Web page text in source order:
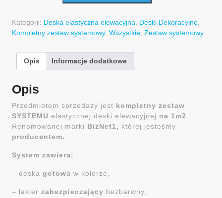
Kategorii: Deska elastyczna elewacyjna, Deski Dekoracyjne,
Kompletny zestaw systemowy, Wszystkie, Zestaw systemowy
Opis Informacje dodatkowe
Opis
Przedmiotem sprzedaży jest kompletny zestaw
SYSTEMU elastycznej deski elewacyjnej na 1m2
Renomowanej marki BizNet1, której jesteśmy
producentem.
System zawiera:
– deska gotowa w kolorze,
– lakier zabezpieczający bezbarwny,